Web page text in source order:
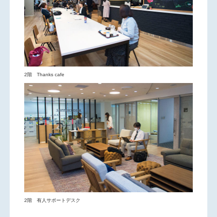
2階 Thanks cafe
2階 有人サポートデスク